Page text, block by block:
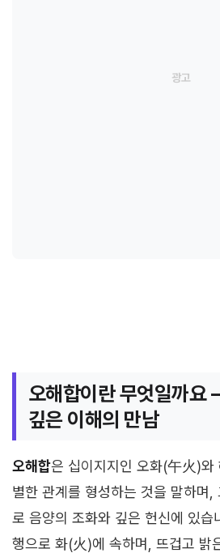
오해합이란 무엇일까요
깊은 이해의 만남
오해합은 십이지지인 오화(午火)
별한 관계를 형성하는 것을 말하며,
로 음양의 조화와 깊은 헌신에 있
행으로 화(火)에 속하며, 뜨겁고 밝